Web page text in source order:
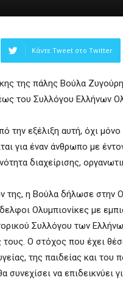
Κάντε Tweet στο Twitter
της πάλης Βούλα
του Συλλόγου Ελλήνων
την εξέλιξη αυτή, όχι
για έναν άνθρωπο με
διαχείρισης,
η Βούλα δήλωσε στην
Ολυμπιονίκες με
Συλλόγου των
Ο στόχος που έχει
της παιδείας και του
να επιδεικνύει